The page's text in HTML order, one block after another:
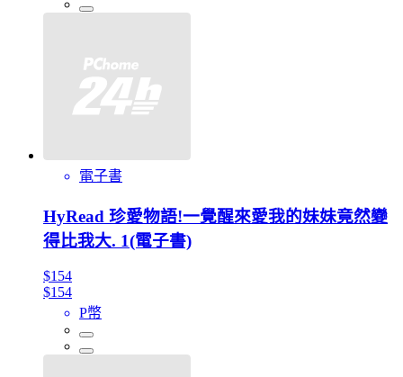
電子書
HyRead 珍愛物語!一覺醒來愛我的妹妹竟然變
得比我大. 1(電子書)
$154
$154
P幣